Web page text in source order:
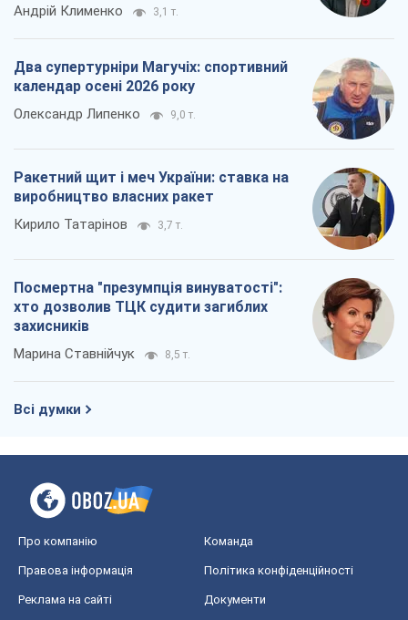
Андрій Клименко 3,1 т.
Два супертурніри Магучіх: спортивний
календар осені 2026 року
Олександр Липенко 9,0 т.
Ракетний щит і меч України: ставка на
виробництво власних ракет
Кирило Татарінов 3,7 т.
Посмертна "презумпція винуватості":
хто дозволив ТЦК судити загиблих
захисників
Марина Ставнійчук 8,5 т.
Всі думки
Про компанію Команда
Правова інформація Політика конфіденційності
Реклама на сайті Документи